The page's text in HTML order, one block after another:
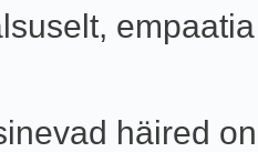
häired